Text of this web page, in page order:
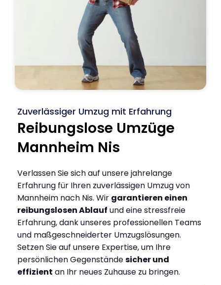
Zuverlässiger Umzug mit Erfahrung
Reibungslose Umzüge
Mannheim Nis
Verlassen Sie sich auf unsere jahrelange
Erfahrung für Ihren zuverlässigen Umzug von
Mannheim nach Nis. Wir garantieren einen
reibungslosen Ablauf und eine stressfreie
Erfahrung, dank unseres professionellen Teams
und maßgeschneiderter Umzugslösungen.
Setzen Sie auf unsere Expertise, um Ihre
persönlichen Gegenständesicher und
effizient an Ihr neues Zuhause zu bringen.